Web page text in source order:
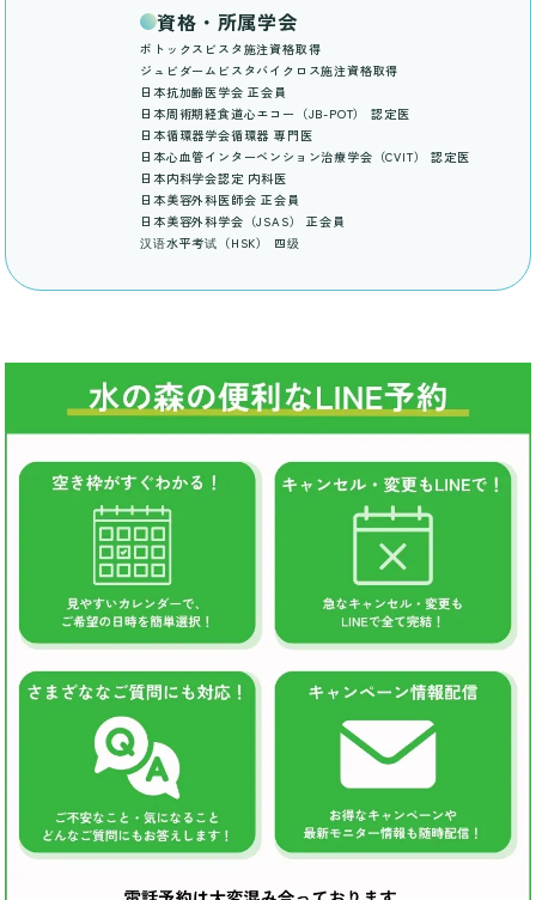
資格・所属学会
ボトックスビスタ施注資格取得
ジュビダームビスタバイクロス施注資格取得
日本抗加齢医学会 正会員
日本周術期経食道心エコー（JB-POT） 認定医
日本循環器学会循環器 専門医
日本心血管インターベンション治療学会（CVIT） 認定医
日本内科学会認定 内科医
日本美容外科医師会 正会員
日本美容外科学会（JSAS） 正会員
汉语水平考试（HSK） 四级